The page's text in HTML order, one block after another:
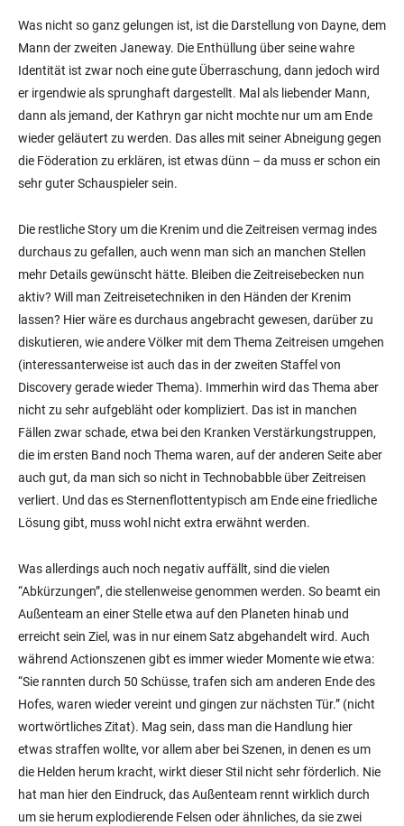
Was nicht so ganz gelungen ist, ist die Darstellung von Dayne, dem
Mann der zweiten Janeway. Die Enthüllung über seine wahre
Identität ist zwar noch eine gute Überraschung, dann jedoch wird
er irgendwie als sprunghaft dargestellt. Mal als liebender Mann,
dann als jemand, der Kathryn gar nicht mochte nur um am Ende
wieder geläutert zu werden. Das alles mit seiner Abneigung gegen
die Föderation zu erklären, ist etwas dünn – da muss er schon ein
sehr guter Schauspieler sein.
Die restliche Story um die Krenim und die Zeitreisen vermag indes
durchaus zu gefallen, auch wenn man sich an manchen Stellen
mehr Details gewünscht hätte. Bleiben die Zeitreisebecken nun
aktiv? Will man Zeitreisetechniken in den Händen der Krenim
lassen? Hier wäre es durchaus angebracht gewesen, darüber zu
diskutieren, wie andere Völker mit dem Thema Zeitreisen umgehen
(interessanterweise ist auch das in der zweiten Staffel von
Discovery gerade wieder Thema). Immerhin wird das Thema aber
nicht zu sehr aufgebläht oder kompliziert. Das ist in manchen
Fällen zwar schade, etwa bei den Kranken Verstärkungstruppen,
die im ersten Band noch Thema waren, auf der anderen Seite aber
auch gut, da man sich so nicht in Technobabble über Zeitreisen
verliert. Und das es Sternenflottentypisch am Ende eine friedliche
Lösung gibt, muss wohl nicht extra erwähnt werden.
Was allerdings auch noch negativ auffällt, sind die vielen
“Abkürzungen”, die stellenweise genommen werden. So beamt ein
Außenteam an einer Stelle etwa auf den Planeten hinab und
erreicht sein Ziel, was in nur einem Satz abgehandelt wird. Auch
während Actionszenen gibt es immer wieder Momente wie etwa:
“Sie rannten durch 50 Schüsse, trafen sich am anderen Ende des
Hofes, waren wieder vereint und gingen zur nächsten Tür.” (nicht
wortwörtliches Zitat). Mag sein, dass man die Handlung hier
etwas straffen wollte, vor allem aber bei Szenen, in denen es um
die Helden herum kracht, wirkt dieser Stil nicht sehr förderlich. Nie
hat man hier den Eindruck, das Außenteam rennt wirklich durch
um sie herum explodierende Felsen oder ähnliches, da sie zwei